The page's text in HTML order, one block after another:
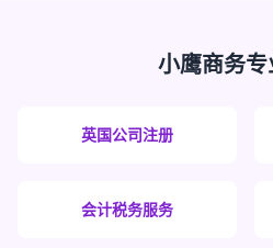
小鹰商务
英国公司注册
会计税务服务